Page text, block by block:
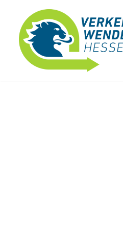
Zum
Inhalt
springen